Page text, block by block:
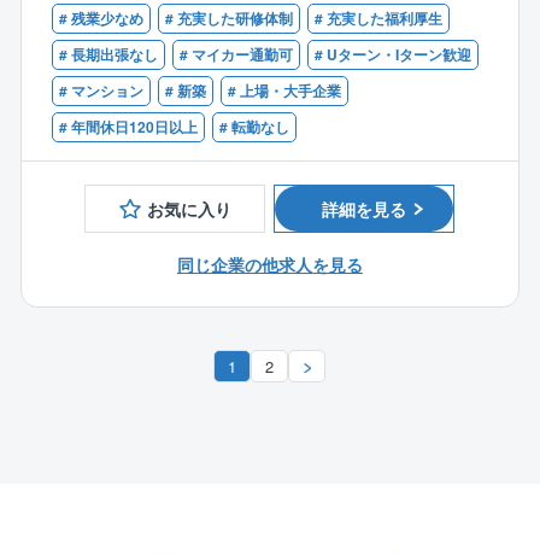
■申請、工事監理（支店によっては専門のスタッフが対
応します）
■実施設計は外部の協力設計事務所と連携します。
〈ここがポイント！〉
先輩社員の多くが中途入社で、自身の経験に基づいた
フォローもあり、巡回管理が初めての方でも安心して
取り組まれています。
担当現場すべてをお任せし、早いうちから現場代理人
■ワークライフバランス良好！：
基本的に遅くても終業は19時頃で、「効率よく」「正
【歓迎条件】
■集合住宅の設計経験がある方
# 残業少なめ # 充実した研修体制
# 充実した福利厚生
# 長期出張なし
# マイカー通勤可
# Uターン・Iターン歓迎
# マンション
# 新築
# 上場・大手企業
# 年間休日120日以上
# 転勤なし
お気に入り 詳細を見る
同じ企業の他求人を見る
1 2